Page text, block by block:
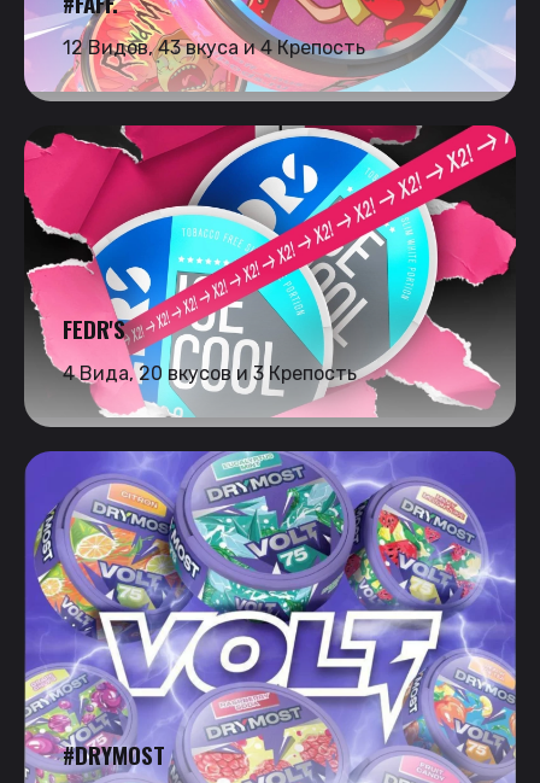
12 Видов, 43 вкуса и 4 Крепость
FEDR'S
4 Вида, 20 вкусов и 3 Крепость
#DRYMOST